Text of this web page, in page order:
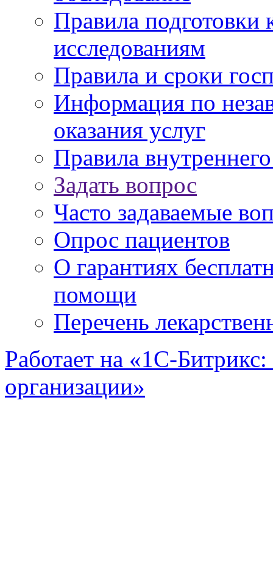
Правила подготовки
исследованиям
Правила и сроки
Информация по
оказания услуг
Правила
Задать вопрос
Часто задаваемые
Опрос пациентов
О гарантиях
помощи
Перечень
Работает на «1С-
организации»